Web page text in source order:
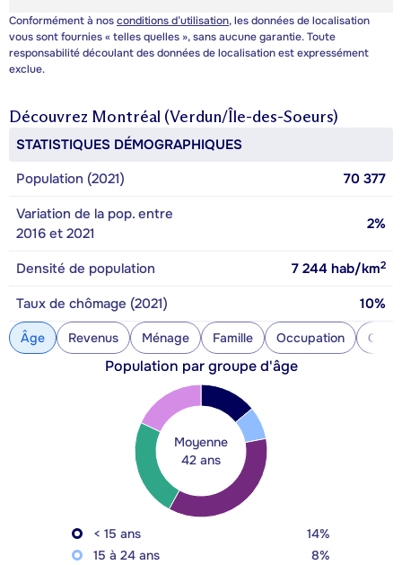
Conformément à nosconditions d’utilisation, les données de localisation
vous sont fournies « telles quelles », sans aucune garantie. Toute
responsabilité découlant des données de localisation est expressément
exclue.
Découvrez Montréal (Verdun/Île-des-Soeurs)
STATISTIQUES DÉMOGRAPHIQUES
Population (2021)
70 377
Variation de la pop. entre
2016 et 2021
2%
Densité de population 7 244 hab/km2
Taux de chômage (2021) 10%
Âge Revenus Ménage Famille Occupation
Population par groupe d'âge
Moyenne
42 ans
< 15 ans
14%
15 à 24 ans
8%